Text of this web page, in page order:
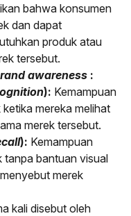
bahwa konsumen
dan dapat
produk atau
tersebut.
awareness :
): Kemampuan
mereka melihat
merek tersebut.
): Kemampuan
tanpa bantuan visual
merek
kali disebut oleh